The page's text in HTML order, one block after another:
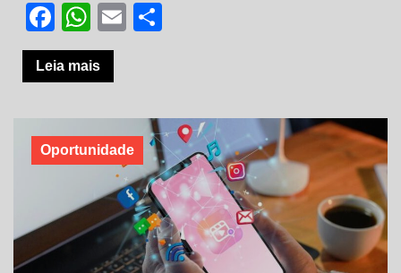
Facebook
WhatsApp
Email
Leia mais
Oportunidade